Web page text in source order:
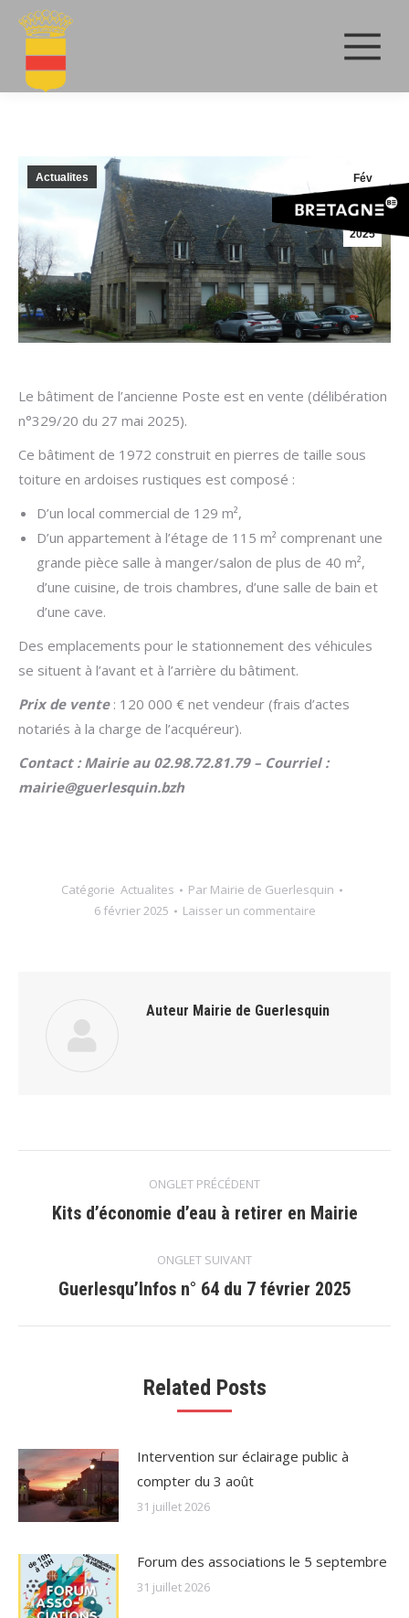
Fév
6
2025
Actualites
Le bâtiment de l’ancienne Poste est en vente (délibération
n°329/20 du 27 mai 2025).
Ce bâtiment de 1972 construit en pierres de taille sous
toiture en ardoises rustiques est composé :
D’un local commercial de 129 m²,
D’un appartement à l’étage de 115 m² comprenant une
grande pièce salle à manger/salon de plus de 40 m²,
d’une cuisine, de trois chambres, d’une salle de bain et
d’une cave.
Des emplacements pour le stationnement des véhicules
se situent à l’avant et à l’arrière du bâtiment.
Prix de vente : 120 000 € net vendeur (frais d’actes
notariés à la charge de l’acquéreur).
Contact : Mairie au 02.98.72.81.79 – Courriel :
mairie@guerlesquin.bzh
Catégorie Actualites Par Mairie de Guerlesquin
6 février 2025
Laisser un commentaire
Auteur Mairie de Guerlesquin
Navigation
commentaire
ONGLET PRÉCÉDENT
Onglet
Kits d’économie d’eau à retirer en Mairie
ONGLET SUIVANT
Onglet
Guerlesqu’Infos n° 64 du 7 février 2025
Related Posts
Intervention sur éclairage public à
compter du 3 août
31 juillet 2026
Forum des associations le 5 septembre
31 juillet 2026